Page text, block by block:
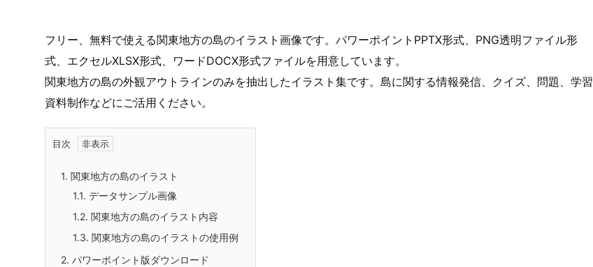
フリー、無料で使える関東地方の島のイラスト画像です。パワーポイントPPTX形式、PNG透明ファイル形
式、エクセルXLSX形式、ワードDOCX形式ファイルを用意しています。
関東地方の島の外観アウトラインのみを抽出したイラスト集です。島に関する情報発信、クイズ、問題、学習
資料制作などにご活用ください。
目次
1. 関東地方の島のイラスト
1.1. データサンプル画像
1.2. 関東地方の島のイラスト内容
1.3. 関東地方の島のイラストの使用例
2. パワーポイント版ダウンロード